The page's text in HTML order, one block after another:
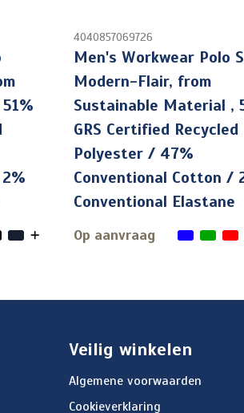
4040857069726
Men's Workwear Polo
Modern-Flair, from
Sustainable Material ,
GRS Certified Recycled
Polyester / 47%
Conventional Cotton /
Conventional Elastane
Op aanvraag
Veilig winkelen
Algemene voorwaarden
Cookieverklaring